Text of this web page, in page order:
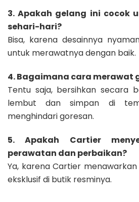
3. Apakah gelang ini cocok
sehari-hari?
Bisa, karena desainnya
untuk merawatnya dengan baik.
4. Bagaimana cara merawat
Tentu saja, bersihkan secara
lembut dan simpan di
menghindari goresan.
5. Apakah Cartier
perawatan dan perbaikan?
Ya, karena Cartier
eksklusif di butik resminya.